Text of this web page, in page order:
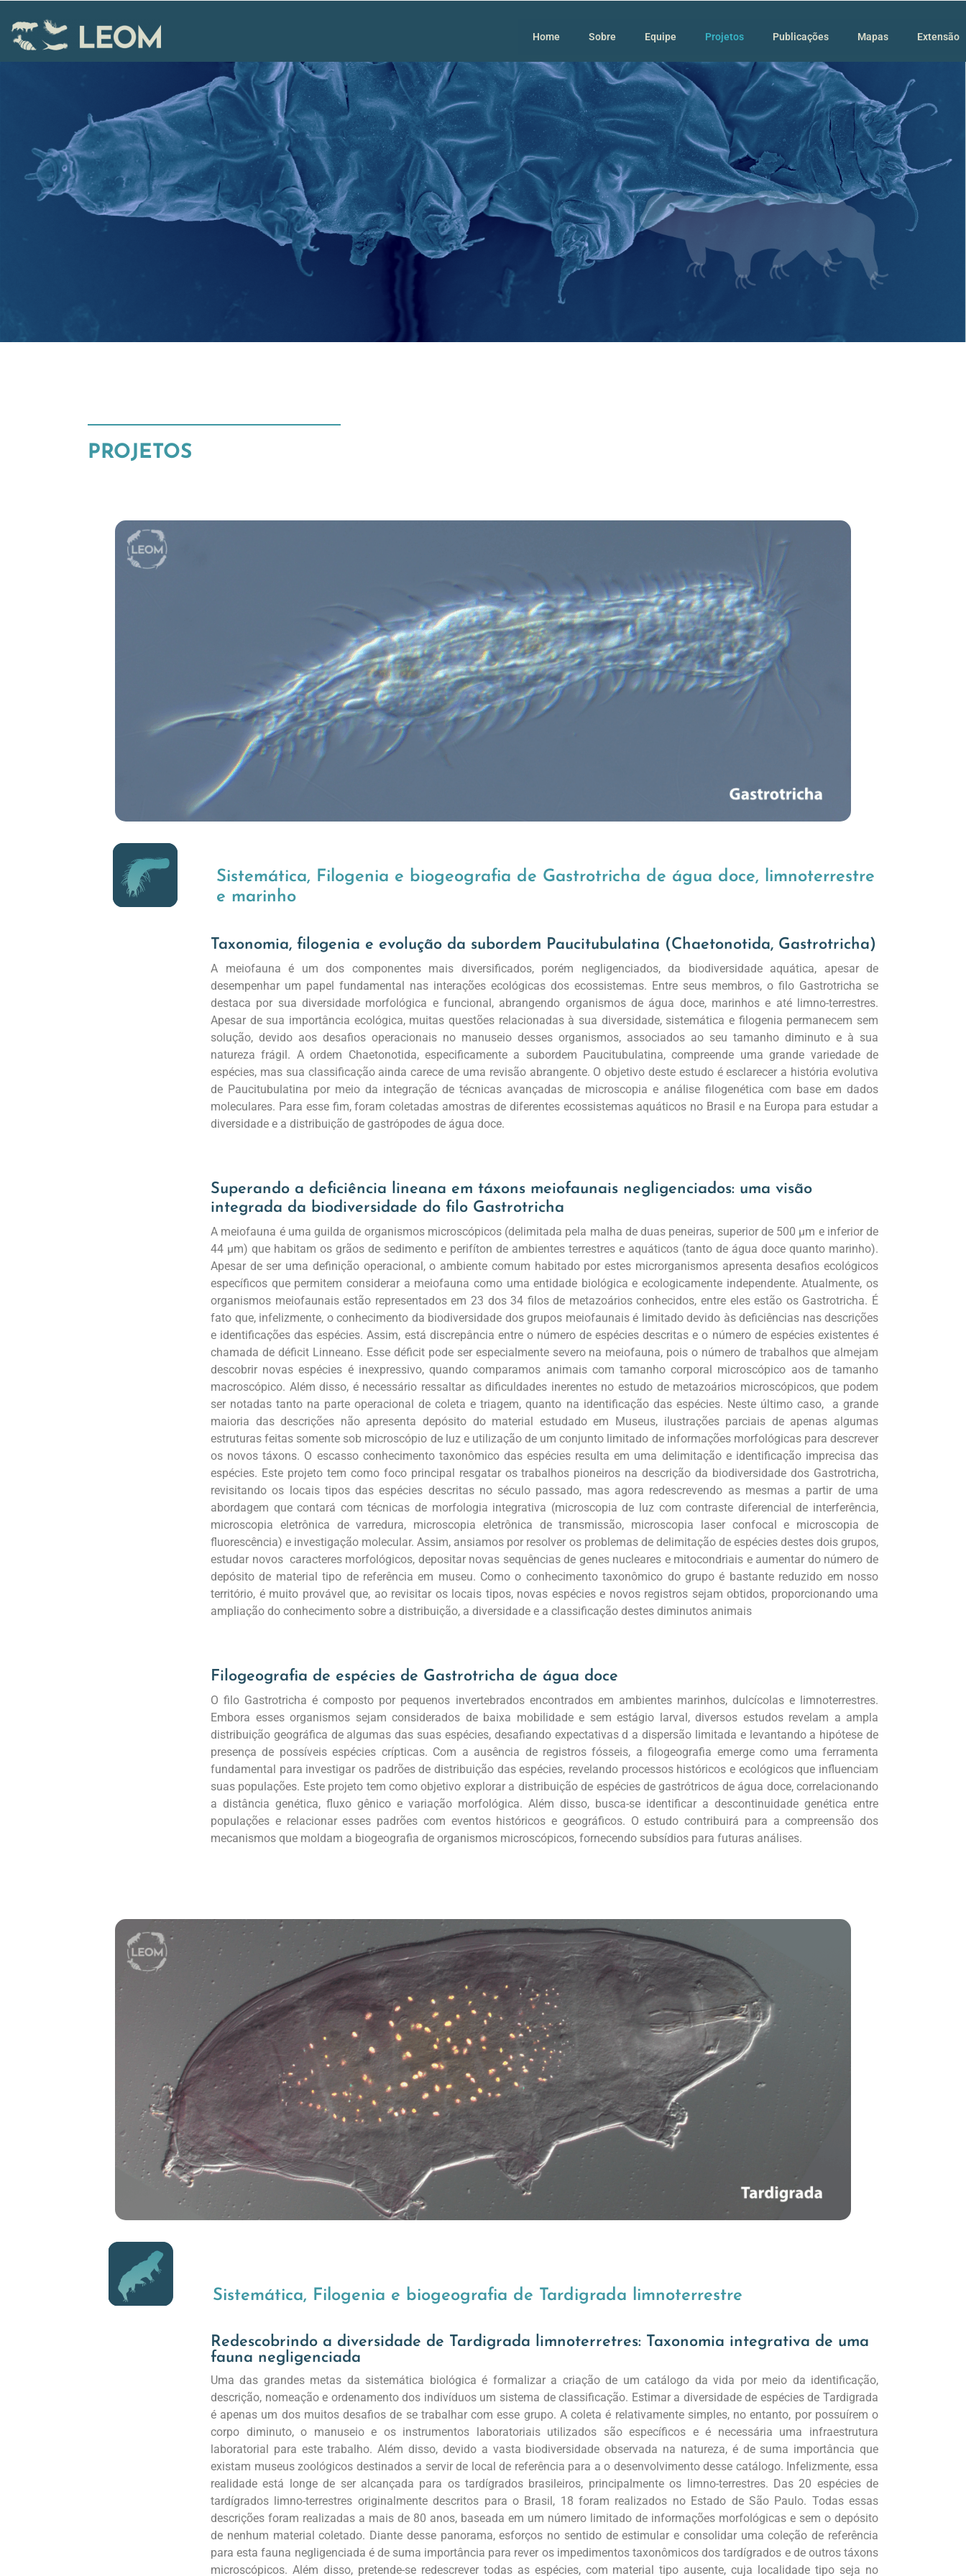
Home Sobre Equipe Projetos Publicações Mapas Extensão
PROJETOS
Sistemática, Filogenia e biogeografia de Gastrotricha de água doce, limnoterrestre
e marinho
Taxonomia, filogenia e evolução da subordem Paucitubulatina (Chaetonotida, Gastrotricha)
A meiofauna é um dos componentes mais diversificados, porém negligenciados, da biodiversidade aquática, apesar de
desempenhar um papel fundamental nas interações ecológicas dos ecossistemas. Entre seus membros, o filo Gastrotricha se
destaca por sua diversidade morfológica e funcional, abrangendo organismos de água doce, marinhos e até limno-terrestres.
Apesar de sua importância ecológica, muitas questões relacionadas à sua diversidade, sistemática e filogenia permanecem sem
solução, devido aos desafios operacionais no manuseio desses organismos, associados ao seu tamanho diminuto e à sua
natureza frágil. A ordem Chaetonotida, especificamente a subordem Paucitubulatina, compreende uma grande variedade de
espécies, mas sua classificação ainda carece de uma revisão abrangente. O objetivo deste estudo é esclarecer a história evolutiva
de Paucitubulatina por meio da integração de técnicas avançadas de microscopia e análise filogenética com base em dados
moleculares. Para esse fim, foram coletadas amostras de diferentes ecossistemas aquáticos no Brasil e na Europa para estudar a
diversidade e a distribuição de gastrópodes de água doce.
Superando a deficiência lineana em táxons meiofaunais negligenciados: uma visão
integrada da biodiversidade do filo Gastrotricha
A meiofauna é uma guilda de organismos microscópicos (delimitada pela malha de duas peneiras, superior de 500 μm e inferior de
44 μm) que habitam os grãos de sedimento e perifíton de ambientes terrestres e aquáticos (tanto de água doce quanto marinho).
Apesar de ser uma definição operacional, o ambiente comum habitado por estes microrganismos apresenta desafios ecológicos
específicos que permitem considerar a meiofauna como uma entidade biológica e ecologicamente independente. Atualmente, os
organismos meiofaunais estão representados em 23 dos 34 filos de metazoários conhecidos, entre eles estão os Gastrotricha. É
fato que, infelizmente, o conhecimento da biodiversidade dos grupos meiofaunais é limitado devido às deficiências nas descrições
e identificações das espécies. Assim, está discrepância entre o número de espécies descritas e o número de espécies existentes é
chamada de déficit Linneano. Esse déficit pode ser especialmente severo na meiofauna, pois o número de trabalhos que almejam
descobrir novas espécies é inexpressivo, quando comparamos animais com tamanho corporal microscópico aos de tamanho
macroscópico. Além disso, é necessário ressaltar as dificuldades inerentes no estudo de metazoários microscópicos, que podem
ser notadas tanto na parte operacional de coleta e triagem, quanto na identificação das espécies. Neste último caso, a grande
maioria das descrições não apresenta depósito do material estudado em Museus, ilustrações parciais de apenas algumas
estruturas feitas somente sob microscópio de luz e utilização de um conjunto limitado de informações morfológicas para descrever
os novos táxons. O escasso conhecimento taxonômico das espécies resulta em uma delimitação e identificação imprecisa das
espécies. Este projeto tem como foco principal resgatar os trabalhos pioneiros na descrição da biodiversidade dos Gastrotricha,
revisitando os locais tipos das espécies descritas no século passado, mas agora redescrevendo as mesmas a partir de uma
abordagem que contará com técnicas de morfologia integrativa (microscopia de luz com contraste diferencial de interferência,
microscopia eletrônica de varredura, microscopia eletrônica de transmissão, microscopia laser confocal e microscopia de
fluorescência) e investigação molecular. Assim, ansiamos por resolver os problemas de delimitação de espécies destes dois grupos,
estudar novos caracteres morfológicos, depositar novas sequências de genes nucleares e mitocondriais e aumentar do número de
depósito de material tipo de referência em museu. Como o conhecimento taxonômico do grupo é bastante reduzido em nosso
território, é muito provável que, ao revisitar os locais tipos, novas espécies e novos registros sejam obtidos, proporcionando uma
ampliação do conhecimento sobre a distribuição, a diversidade e a classificação destes diminutos animais
Filogeografia de espécies de Gastrotricha de água doce
O filo Gastrotricha é composto por pequenos invertebrados encontrados em ambientes marinhos, dulcícolas e limnoterrestres.
Embora esses organismos sejam considerados de baixa mobilidade e sem estágio larval, diversos estudos revelam a ampla
distribuição geográfica de algumas das suas espécies, desafiando expectativas d a dispersão limitada e levantando a hipótese de
presença de possíveis espécies crípticas. Com a ausência de registros fósseis, a filogeografia emerge como uma ferramenta
fundamental para investigar os padrões de distribuição das espécies, revelando processos históricos e ecológicos que influenciam
suas populações. Este projeto tem como objetivo explorar a distribuição de espécies de gastrótricos de água doce, correlacionando
a distância genética, fluxo gênico e variação morfológica. Além disso, busca-se identificar a descontinuidade genética entre
populações e relacionar esses padrões com eventos históricos e geográficos. O estudo contribuirá para a compreensão dos
mecanismos que moldam a biogeografia de organismos microscópicos, fornecendo subsídios para futuras análises.
Sistemática, Filogenia e biogeografia de Tardigrada limnoterrestre
Redescobrindo a diversidade de Tardigrada limnoterretres: Taxonomia integrativa de uma
fauna negligenciada
Uma das grandes metas da sistemática biológica é formalizar a criação de um catálogo da vida por meio da identificação,
descrição, nomeação e ordenamento dos indivíduos um sistema de classificação. Estimar a diversidade de espécies de Tardigrada
é apenas um dos muitos desafios de se trabalhar com esse grupo. A coleta é relativamente simples, no entanto, por possuírem o
corpo diminuto, o manuseio e os instrumentos laboratoriais utilizados são específicos e é necessária uma infraestrutura
laboratorial para este trabalho. Além disso, devido a vasta biodiversidade observada na natureza, é de suma importância que
existam museus zoológicos destinados a servir de local de referência para a o desenvolvimento desse catálogo. Infelizmente, essa
realidade está longe de ser alcançada para os tardígrados brasileiros, principalmente os limno-terrestres. Das 20 espécies de
tardígrados limno-terrestres originalmente descritos para o Brasil, 18 foram realizados no Estado de São Paulo. Todas essas
descrições foram realizadas a mais de 80 anos, baseada em um número limitado de informações morfológicas e sem o depósito
de nenhum material coletado. Diante desse panorama, esforços no sentido de estimular e consolidar uma coleção de referência
para esta fauna negligenciada é de suma importância para rever os impedimentos taxonômicos dos tardígrados e de outros táxons
microscópicos. Além disso, pretende-se redescrever todas as espécies, com material tipo ausente, cuja localidade tipo seja no